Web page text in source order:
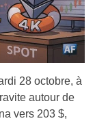
28 octobre, à
autour de
vers 203 $,